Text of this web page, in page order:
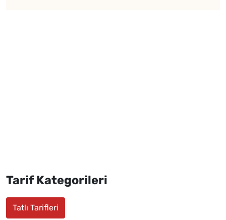
Tarif Kategorileri
Tatlı Tarifleri